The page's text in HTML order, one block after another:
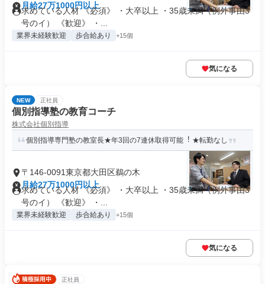
月給27万1000円以上
求めている人材 《必須》 ・大卒以上 ・35歳未満（例外事由3
号のイ） 《歓迎》 ・...
業界未経験歓迎 歩合給あり +15個
気になる
NEW 正社員
個別指導塾の教育コーチ
株式会社個別指導
個別指導専門塾の教室長★年3回の7連休取得可能︕ ★転勤なし
〒146-0091東京都大田区鵜の木
月給27万1000円以上
求めている人材 《必須》 ・大卒以上 ・35歳未満（例外事由3
号のイ） 《歓迎》 ・...
業界未経験歓迎 歩合給あり +15個
気になる
正社員